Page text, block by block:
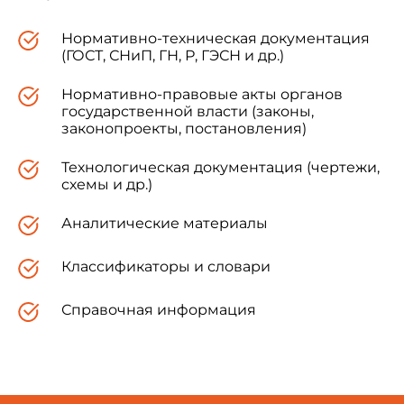
УТВЕРЖДАЮ
Главный государственный санитарный врач
Министра здравоохранения
Г.Онищенко
Санитарно-эпидемиологические правила СП
3.1.2.-1320-03
Нормативно-техническая документация
(ГОСТ, СНиП, ГН, Р, ГЭСН и др.)
Нормативно-правовые акты органов
государственной власти (законы,
законопроекты, постановления)
Технологическая документация (чертежи,
схемы и др.)
Аналитические материалы
Классификаторы и словари
Справочная информация